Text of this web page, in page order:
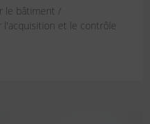
le bâtiment /
et le contrôle